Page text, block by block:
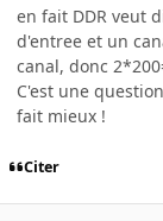
en fait DDR veut
d'entree et un
canal, donc
C'est une
fait mieux !
Citer